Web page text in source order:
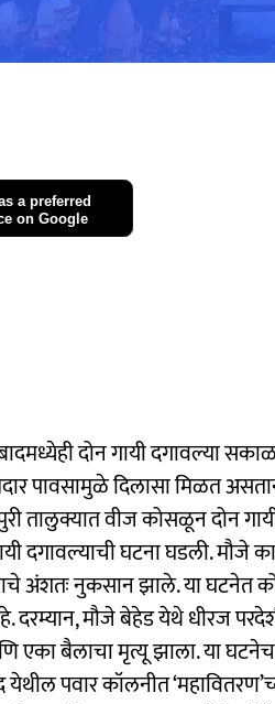
a preferred
on Google
दोन गायी दगावल्या
पावसामुळे दिलासा मिळत
तालुक्यात वीज कोसळून दोन
दगावल्याची घटना घडली. मौजे
अंशतः नुकसान झाले. या घटनेत
दरम्यान, मौजे बेहेड येथे धीरज
बैलाचा मृत्यू झाला. या घटनेचा
पवार कॉलनीत